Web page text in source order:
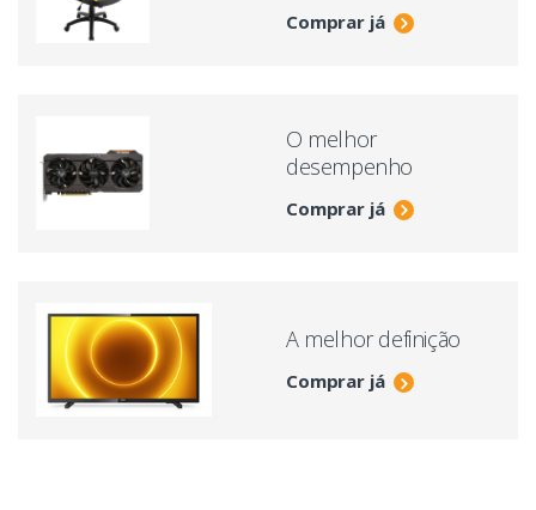
Comprar já
O melhor
desempenho
Comprar já
A melhor definição
Comprar já